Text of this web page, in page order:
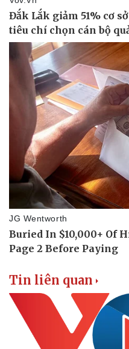
Sức khỏe
Dinh dưỡng - món ngon
Cây thuốc
Sản phụ khoa
Nhi khoa
Nam khoa
Làm đẹp - giảm cân
Phòng mạch online
Ăn sạch sống khỏe
Tin liên quan